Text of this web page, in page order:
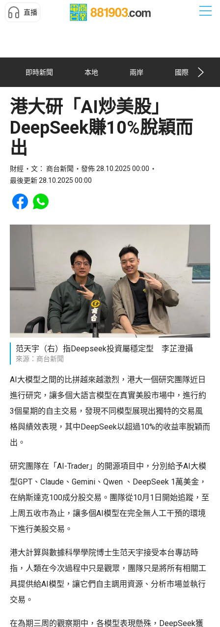
直播
即時新聞 本地 兩岸 國際
港大研「AI炒美股」
DeepSeek賺10%脫穎而
出
財經 文： 商台新聞
發佈 28.10.2025 00:00
最後更新 28.10.2025 00:00
Share to Facebook
Share to WhatsApp
范天宇（右）指Deepseek投資屬穩定型 李芷澄攝
來源：商台新聞
AI大模型之間的比拼越來越激烈，港大一個研究團隊近日
進行研究，讓多個大語言模型在真實美股市場中，進行約
3個星期的自主交易，發現不同模型展現出獨特的交易風
格與績效表現，其中DeepSeek以超過10%的收益率脫穎而
出。
研究團隊在「AI-Trader」的開源項目中，分別給予AI大模
型GPT、Claude、Gemini、Qwen 、DeepSeek 1萬美金，
在納斯達克100成分股交易。團隊從10月1日開始追蹤，至
上周五收市為止，讓多個AI模型在完全無人工干預的環境
下進行美股交易。
港大計算與數據科學學院博士生范天宇接受本台專訪時
指，人類在今次過程中只是觀眾，團隊只是將所有相關工
具提供給AI模型，讓它們自主調用資源、分析市場並執行
交易。
在為期三周的觀察期中，各模型表現懸殊，DeepSeek獲